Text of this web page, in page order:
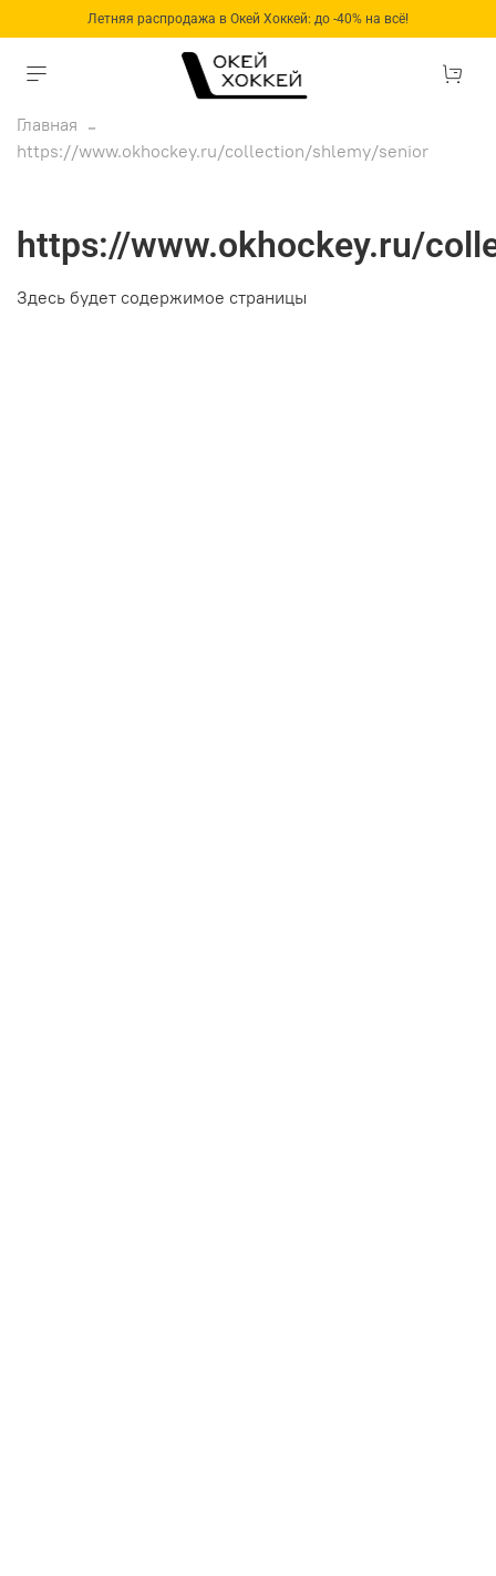
Летняя распродажа в Окей Хоккей: до -40% на всё!
Главная
https://www.okhockey.ru/collection/shlemy/senior
https://www.okhockey.ru/
Здесь будет содержимое страницы